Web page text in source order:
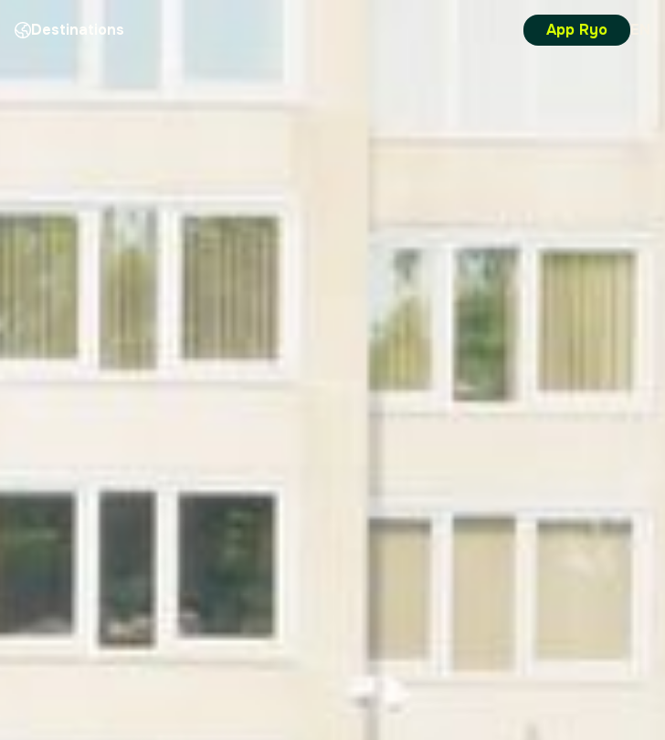
Destinations App Ryo